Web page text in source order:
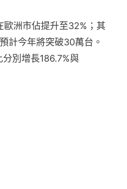
洲市佔提升至32%；其
計今年將突破30萬台。
別增長186.7%與